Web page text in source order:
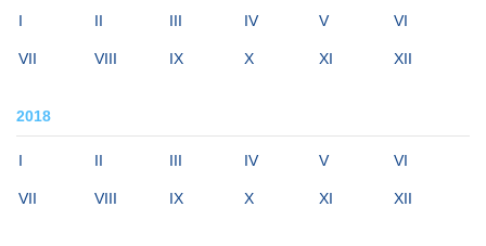
I II III IV V VI
VII VIII IX X XI XII
2018
I II III IV V VI
VII VIII IX X XI XII